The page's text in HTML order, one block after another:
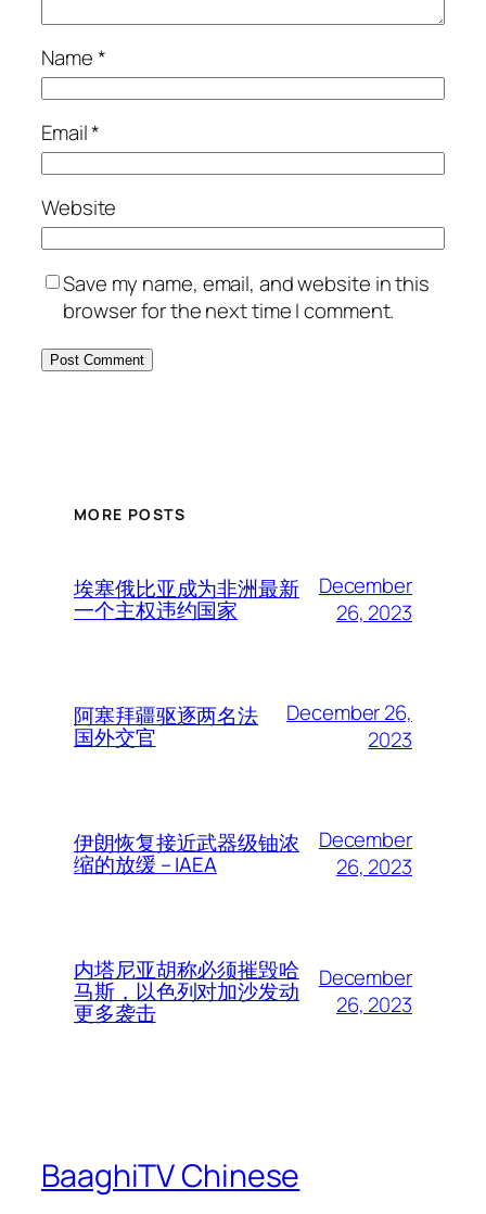
Name*
Email*
Website
Save my name, email, and website in this
browser for the next time I comment.
MORE POSTS
埃塞俄比亚成为非洲最新
一个主权违约国家
December
26, 2023
阿塞拜疆驱逐两名法
国外交官
December 26,
2023
伊朗恢复接近武器级铀浓
缩的放缓 – IAEA
December
26, 2023
内塔尼亚胡称必须摧毁哈
马斯，以色列对加沙发动
更多袭击
December
26, 2023
BaaghiTV Chinese